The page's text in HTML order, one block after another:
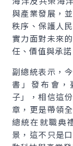
與產業發展，
秩序、保護人
實力面對未來
任、價值與承諾
副總統表示，
書」發布會，
子」，相信這
章，更是帶領
總統在就職典
景，這不只是